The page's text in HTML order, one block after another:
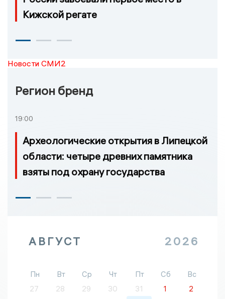
Кижской регате
Новости СМИ2
Регион бренд
19:00
Археологические открытия в Липецкой
области: четыре древних памятника
взяты под охрану государства
АВГУСТ 2026
Пн Вт Ср Чт Пт Сб
Вс
27
28 29 30 31 1
2